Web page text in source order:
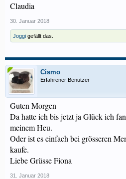
Claudia
30. Januar 2018
Joggi gefällt das.
Cismo
Erfahrener Benutzer
Guten Morgen
Da hatte ich bis jetzt ja Glück ich
meinem Heu.
Oder ist es einfach bei grösseren
kaufe.
Liebe Grüsse Fiona
31. Januar 2018